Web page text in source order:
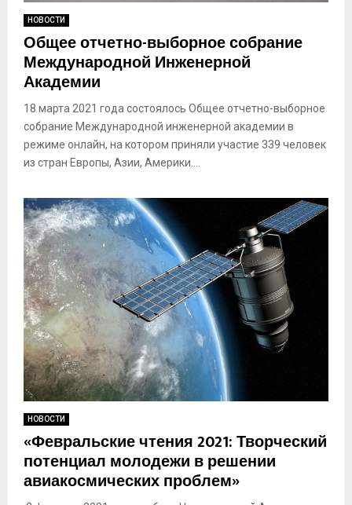
НОВОСТИ
Общее отчетно-выборное собрание
Международной Инженерной
Академии
18 марта 2021 года состоялось Общее отчетно-выборное
собрание Международной инженерной академии в
режиме онлайн, на котором приняли участие 339 человек
из стран Европы, Азии, Америки....
НОВОСТИ
«Февральские чтения 2021: Творческий
потенциал молодежи в решении
авиакосмических проблем»